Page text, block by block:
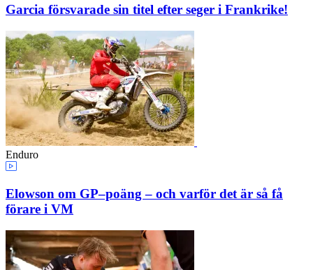
Garcia försvarade sin titel efter seger i Frankrike!
Enduro
Elowson om GP–poäng – och varför det är så få
förare i VM